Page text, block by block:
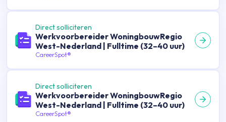
Direct solliciteren
Werkvoorbereider WoningbouwRegio
West-Nederland | Fulltime (32–40 uur)
CareerSpot®
Direct solliciteren
Werkvoorbereider WoningbouwRegio
West-Nederland | Fulltime (32–40 uur)
CareerSpot®